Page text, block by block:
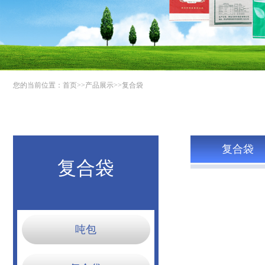
您的当前位置： 首页>>产品展示>>复合袋
复合袋
吨包
复合袋